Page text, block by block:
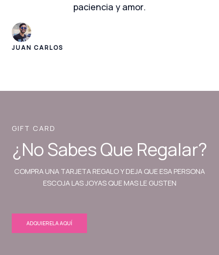
paciencia y amor.
JUAN CARLOS
GIFT CARD
¿No Sabes Que Regalar?
COMPRA UNA TARJETA REGALO Y DEJA QUE ESA PERSONA
ESCOJA LAS JOYAS QUE MAS LE GUSTEN
ADQUIERELA AQUÍ